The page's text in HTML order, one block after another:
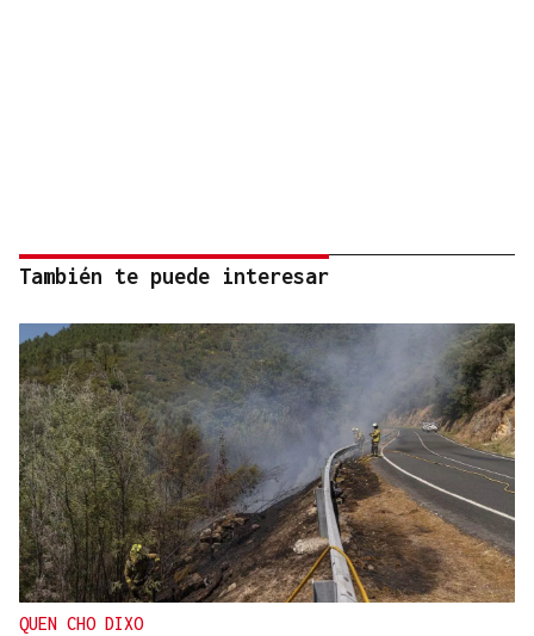
También te puede interesar
QUEN CHO DIXO